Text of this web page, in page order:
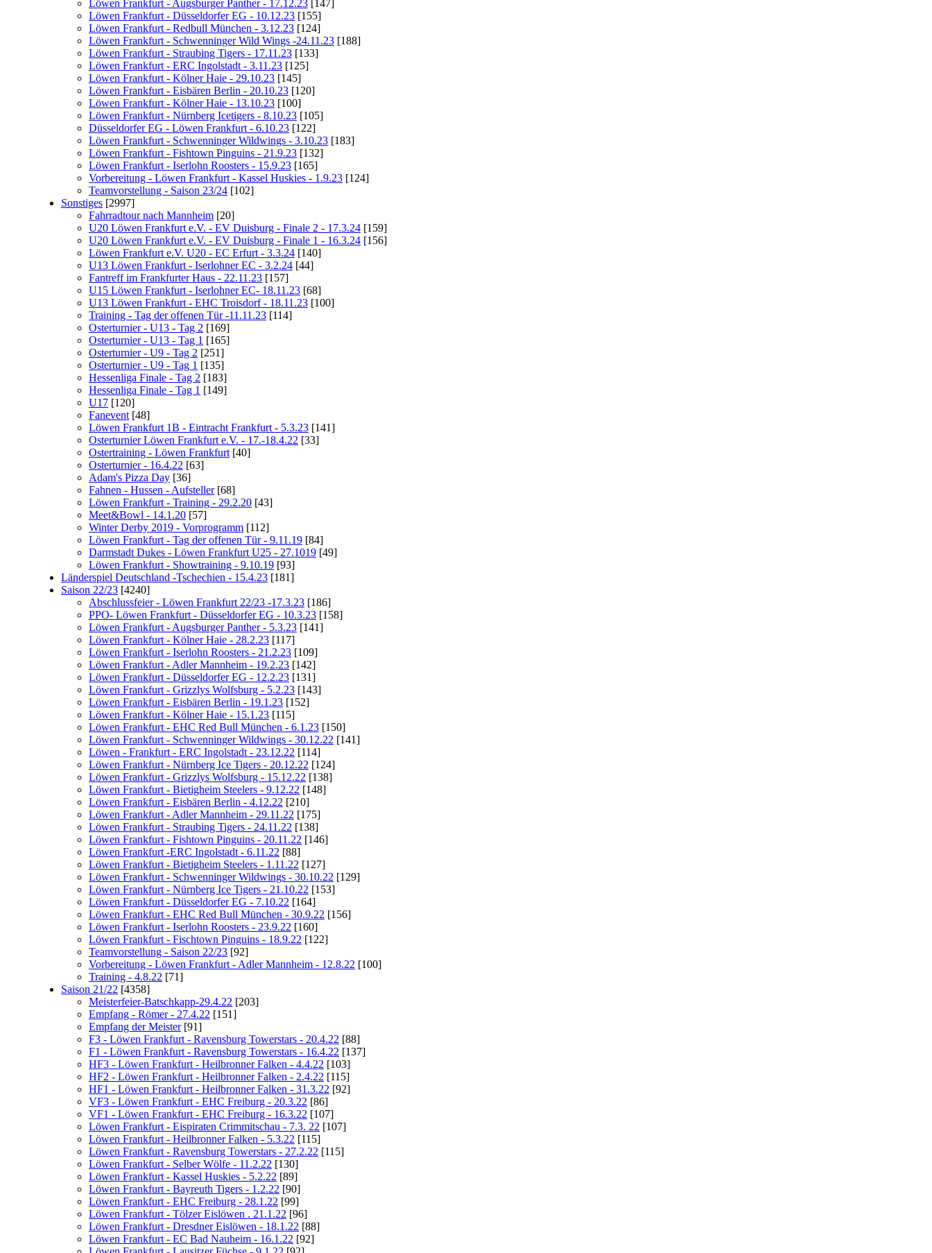
Löwen Frankfurt - Augsburger Panther - 17.12.23 [147]
Löwen Frankfurt - Düsseldorfer EG - 10.12.23 [155]
Löwen Frankfurt - Redbull München - 3.12.23 [124]
Löwen Frankfurt - Schwenninger Wild Wings -24.11.23 [188]
Löwen Frankfurt - Straubing Tigers - 17.11.23 [133]
Löwen Frankfurt - ERC Ingolstadt - 3.11.23 [125]
Löwen Frankfurt - Kölner Haie - 29.10.23 [145]
Löwen Frankfurt - Eisbären Berlin - 20.10.23 [120]
Löwen Frankfurt - Kölner Haie - 13.10.23 [100]
Löwen Frankfurt - Nürnberg Icetigers - 8.10.23 [105]
Düsseldorfer EG - Löwen Frankfurt - 6.10.23 [122]
Löwen Frankfurt - Schwenninger Wildwings - 3.10.23 [183]
Löwen Frankfurt - Fishtown Pinguins - 21.9.23 [132]
Löwen Frankfurt - Iserlohn Roosters - 15.9.23 [165]
Vorbereitung - Löwen Frankfurt - Kassel Huskies - 1.9.23 [124]
Teamvorstellung - Saison 23/24 [102]
Sonstiges [2997]
Fahrradtour nach Mannheim [20]
U20 Löwen Frankfurt e.V. - EV Duisburg - Finale 2 - 17.3.24 [159]
U20 Löwen Frankfurt e.V. - EV Duisburg - Finale 1 - 16.3.24 [156]
Löwen Frankfurt e.V. U20 - EC Erfurt - 3.3.24 [140]
U13 Löwen Frankfurt - Iserlohner EC - 3.2.24 [44]
Fantreff im Frankfurter Haus - 22.11.23 [157]
U15 Löwen Frankfurt - Iserlohner EC- 18.11.23 [68]
U13 Löwen Frankfurt - EHC Troisdorf - 18.11.23 [100]
Training - Tag der offenen Tür -11.11.23 [114]
Osterturnier - U13 - Tag 2 [169]
Osterturnier - U13 - Tag 1 [165]
Osterturnier - U9 - Tag 2 [251]
Osterturnier - U9 - Tag 1 [135]
Hessenliga Finale - Tag 2 [183]
Hessenliga Finale - Tag 1 [149]
U17 [120]
Fanevent [48]
Löwen Frankfurt 1B - Eintracht Frankfurt - 5.3.23 [141]
Osterturnier Löwen Frankfurt e.V. - 17.-18.4.22 [33]
Ostertraining - Löwen Frankfurt [40]
Osterturnier - 16.4.22 [63]
Adam's Pizza Day [36]
Fahnen - Hussen - Aufsteller[68]
Löwen Frankfurt - Training - 29.2.20 [43]
Meet&Bowl - 14.1.20 [57]
Winter Derby 2019 - Vorprogramm [112]
Löwen Frankfurt - Tag der offenen Tür - 9.11.19 [84]
Darmstadt Dukes - Löwen Frankfurt U25 - 27.1019 [49]
Löwen Frankfurt - Showtraining - 9.10.19 [93]
Länderspiel Deutschland -Tschechien - 15.4.23 [181]
Saison 22/23 [4240]
Abschlussfeier - Löwen Frankfurt 22/23 -17.3.23 [186]
PPO- Löwen Frankfurt - Düsseldorfer EG - 10.3.23 [158]
Löwen Frankfurt - Augsburger Panther - 5.3.23 [141]
Löwen Frankfurt - Kölner Haie - 28.2.23 [117]
Löwen Frankfurt - Iserlohn Roosters - 21.2.23 [109]
Löwen Frankfurt - Adler Mannheim - 19.2.23 [142]
Löwen Frankfurt - Düsseldorfer EG - 12.2.23 [131]
Löwen Frankfurt - Grizzlys Wolfsburg - 5.2.23 [143]
Löwen Frankfurt - Eisbären Berlin - 19.1.23 [152]
Löwen Frankfurt - Kölner Haie - 15.1.23 [115]
Löwen Frankfurt - EHC Red Bull München - 6.1.23 [150]
Löwen Frankfurt - Schwenninger Wildwings - 30.12.22 [141]
Löwen - Frankfurt - ERC Ingolstadt - 23.12.22 [114]
Löwen Frankfurt - Nürnberg Ice Tigers - 20.12.22 [124]
Löwen Frankfurt - Grizzlys Wolfsburg - 15.12.22 [138]
Löwen Frankfurt - Bietigheim Steelers - 9.12.22 [148]
Löwen Frankfurt - Eisbären Berlin - 4.12.22 [210]
Löwen Frankfurt - Adler Mannheim - 29.11.22 [175]
Löwen Frankfurt - Straubing Tigers - 24.11.22 [138]
Löwen Frankfurt - Fishtown Pinguins - 20.11.22 [146]
Löwen Frankfurt -ERC Ingolstadt - 6.11.22 [88]
Löwen Frankfurt - Bietigheim Steelers - 1.11.22 [127]
Löwen Frankfurt - Schwenninger Wildwings - 30.10.22 [129]
Löwen Frankfurt - Nürnberg Ice Tigers - 21.10.22 [153]
Löwen Frankfurt - Düsseldorfer EG - 7.10.22 [164]
Löwen Frankfurt - EHC Red Bull München - 30.9.22 [156]
Löwen Frankfurt - Iserlohn Roosters - 23.9.22 [160]
Löwen Frankfurt - Fischtown Pinguins - 18.9.22 [122]
Teamvorstellung - Saison 22/23 [92]
Vorbereitung - Löwen Frankfurt - Adler Mannheim - 12.8.22 [100]
Training - 4.8.22 [71]
Saison 21/22 [4358]
Meisterfeier-Batschkapp-29.4.22 [203]
Empfang - Römer - 27.4.22 [151]
Empfang der Meister[91]
F3 - Löwen Frankfurt - Ravensburg Towerstars - 20.4.22 [88]
F1 - Löwen Frankfurt - Ravensburg Towerstars - 16.4.22 [137]
HF3 - Löwen Frankfurt - Heilbronner Falken - 4.4.22 [103]
HF2 - Löwen Frankfurt - Heilbronner Falken - 2.4.22 [115]
HF1 - Löwen Frankfurt - Heilbronner Falken - 31.3.22 [92]
VF3 - Löwen Frankfurt - EHC Freiburg - 20.3.22 [86]
VF1 - Löwen Frankfurt - EHC Freiburg - 16.3.22 [107]
Löwen Frankfurt - Eispiraten Crimmitschau - 7.3. 22 [107]
Löwen Frankfurt - Heilbronner Falken - 5.3.22 [115]
Löwen Frankfurt - Ravensburg Towerstars - 27.2.22 [115]
Löwen Frankfurt - Selber Wölfe - 11.2.22 [130]
Löwen Frankfurt - Kassel Huskies - 5.2.22 [89]
Löwen Frankfurt - Bayreuth Tigers - 1.2.22 [90]
Löwen Frankfurt - EHC Freiburg - 28.1.22 [99]
Löwen Frankfurt - Tölzer Eislöwen . 21.1.22 [96]
Löwen Frankfurt - Dresdner Eislöwen - 18.1.22 [88]
Löwen Frankfurt - EC Bad Nauheim - 16.1.22 [92]